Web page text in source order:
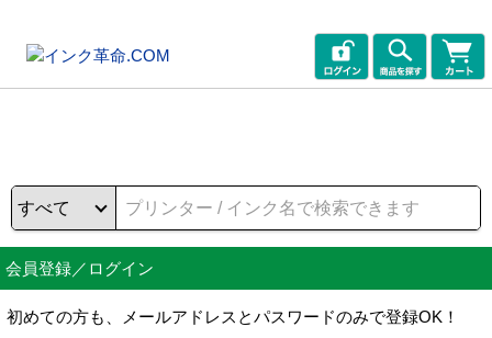
会員登録／ログイン
初めての方も、メールアドレスとパスワードのみで登録OK！